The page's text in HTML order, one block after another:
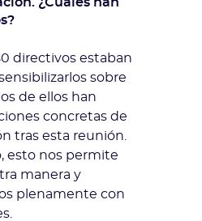
directivos estaban
sobre
de ellos han
concretas de
tras esta reunión.
esto nos permite
manera y
plenamente con